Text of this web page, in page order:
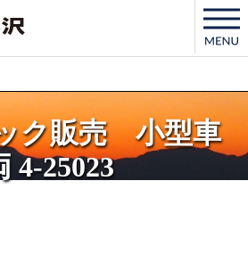
沢
ク販売 小型車
4-25023